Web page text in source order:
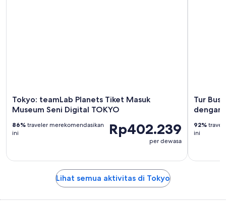
Tokyo: teamLab Planets Tiket Masuk
Museum Seni Digital TOKYO
Rp402.239
per dewasa
86% traveler merekomendasikan
ini
Tur Bus
dengan
92%
ini
Lihat semua aktivitas di Tokyo